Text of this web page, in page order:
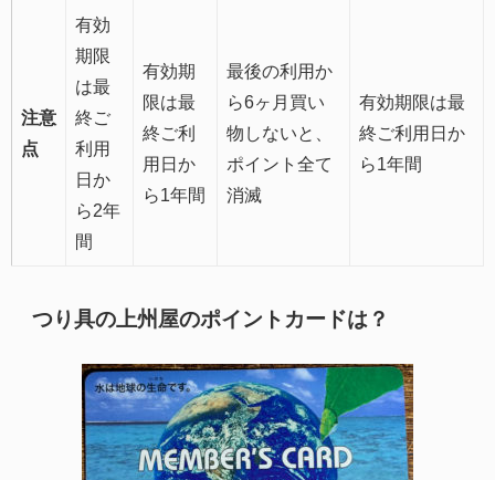
注意
点
有効
期限
は最
終ご
利用
日か
ら2年
間
有効期
限は最
終ご利
用日か
ら1年間
最後の利用か
ら6ヶ月買い
物しないと、
ポイント全て
消滅
有効期限は最
終ご利用日か
ら1年間
つり具の上州屋のポイントカードは？